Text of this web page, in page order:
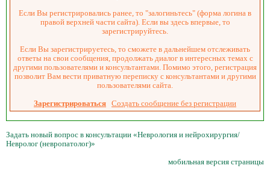
Если Вы регистрировались ранее, то "залогиньтесь" (форма логина в
правой верхней части сайта). Если вы здесь впервые, то
зарегистрируйтесь.
Если Вы зарегистрируетесь, то сможете в дальнейшем отслеживать
ответы на свои сообщения, продолжать диалог в интересных темах с
другими пользователями и консультантами. Помимо этого, регистрация
позволит Вам вести приватную переписку с консультантами и другими
пользователями сайта.
Зарегистрироваться Создать сообщение без регистрации
Задать новый вопрос в консультации «Неврология и нейрохирургия/
Невролог (невропатолог)»
мобильная версия страницы